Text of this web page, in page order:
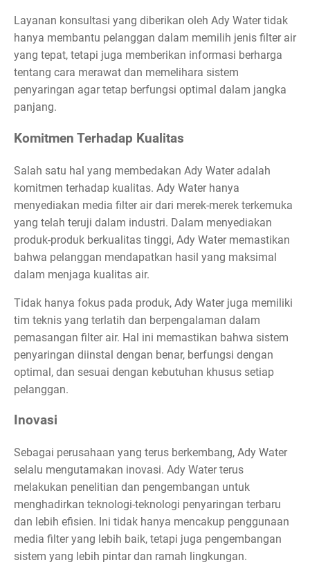
Layanan konsultasi yang diberikan oleh Ady Water tidak
hanya membantu pelanggan dalam memilih jenis filter air
yang tepat, tetapi juga memberikan informasi berharga
tentang cara merawat dan memelihara sistem
penyaringan agar tetap berfungsi optimal dalam jangka
panjang.
Komitmen Terhadap Kualitas
Salah satu hal yang membedakan Ady Water adalah
komitmen terhadap kualitas. Ady Water hanya
menyediakan media filter air dari merek-merek terkemuka
yang telah teruji dalam industri. Dalam menyediakan
produk-produk berkualitas tinggi, Ady Water memastikan
bahwa pelanggan mendapatkan hasil yang maksimal
dalam menjaga kualitas air.
Tidak hanya fokus pada produk, Ady Water juga memiliki
tim teknis yang terlatih dan berpengalaman dalam
pemasangan filter air. Hal ini memastikan bahwa sistem
penyaringan diinstal dengan benar, berfungsi dengan
optimal, dan sesuai dengan kebutuhan khusus setiap
pelanggan.
Inovasi
Sebagai perusahaan yang terus berkembang, Ady Water
selalu mengutamakan inovasi. Ady Water terus
melakukan penelitian dan pengembangan untuk
menghadirkan teknologi-teknologi penyaringan terbaru
dan lebih efisien. Ini tidak hanya mencakup penggunaan
media filter yang lebih baik, tetapi juga pengembangan
sistem yang lebih pintar dan ramah lingkungan.